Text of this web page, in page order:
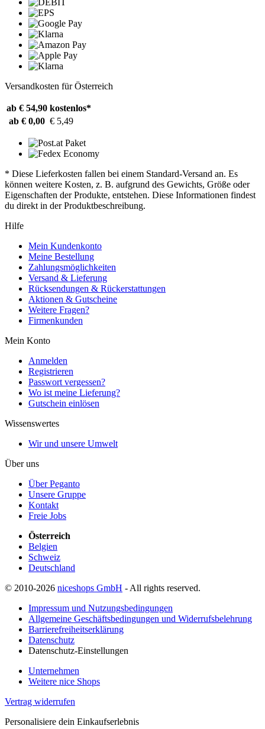
Versandkosten für Österreich
ab € 54,90 kostenlos*
ab € 0,00 € 5,49
* Diese Lieferkosten fallen bei einem Standard-Versand an. Es
können weitere Kosten, z. B. aufgrund des Gewichts, Größe oder
Eigenschaften der Produkte, entstehen. Diese Informationen findest
du direkt in der Produktbeschreibung.
Hilfe
Mein Kundenkonto
Meine Bestellung
Zahlungsmöglichkeiten
Versand & Lieferung
Rücksendungen & Rückerstattungen
Aktionen & Gutscheine
Weitere Fragen?
Firmenkunden
Mein Konto
Anmelden
Registrieren
Passwort vergessen?
Wo ist meine Lieferung?
Gutschein einlösen
Wissenswertes
Wir und unsere Umwelt
Über uns
Über Peganto
Unsere Gruppe
Kontakt
Freie Jobs
Österreich
Belgien
Schweiz
Deutschland
© 2010-2026 niceshops GmbH - All rights reserved.
Impressum und Nutzungsbedingungen
Allgemeine Geschäftsbedingungen und Widerrufsbelehrung
Barrierefreiheitserklärung
Datenschutz
Datenschutz-Einstellungen
Unternehmen
Weitere nice Shops
Vertrag widerrufen
Personalisiere dein Einkaufserlebnis